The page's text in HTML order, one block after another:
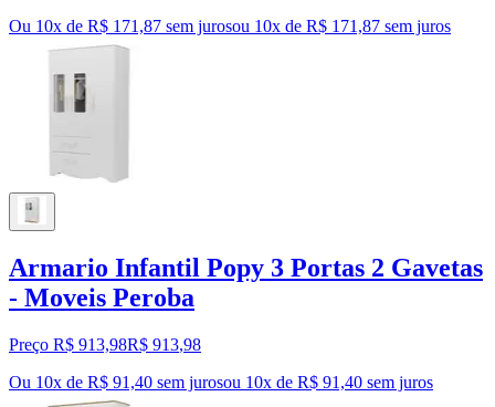
Ou 10x de R$ 171,87 sem jurosou 10x de R$ 171,87 sem juros
Armario Infantil Popy 3 Portas 2 Gavetas
- Moveis Peroba
Preço R$ 913,98R$ 913,98
Ou 10x de R$ 91,40 sem jurosou 10x de R$ 91,40 sem juros